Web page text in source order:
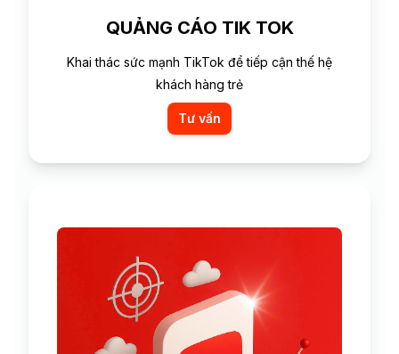
QUẢNG CÁO TIK TOK
Khai thác sức mạnh TikTok để tiếp cận thế hệ
khách hàng trẻ
Tư vấn